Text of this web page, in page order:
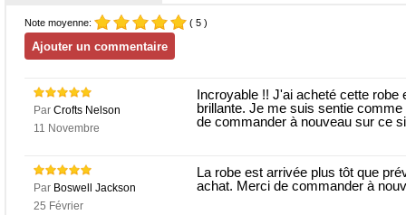
Note moyenne: ( 5 )
Par Crofts Nelson
11 Novembre
Incroyable !! J'ai acheté cette robe
brillante. Je me suis sentie
de commander à nouveau sur ce
Par Boswell Jackson
25 Février
La robe est arrivée plus tôt que
achat. Merci de commander à